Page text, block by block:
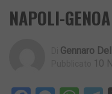
NAPOLI-
Gennaro
10